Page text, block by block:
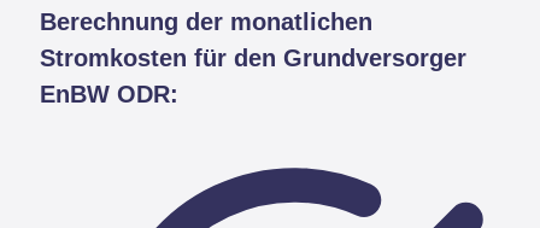
Berechnung der monatlichen
Stromkosten für den Grundversorger
EnBW ODR: